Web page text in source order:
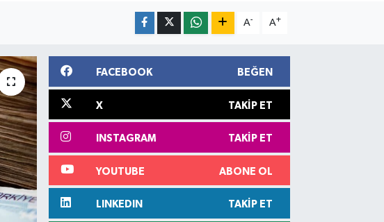
A- A+
FACEBOOK BEĞEN
X TAKIP ET
INSTAGRAM TAKIP ET
YOUTUBE ABONE OL
LINKEDIN TAKIP ET